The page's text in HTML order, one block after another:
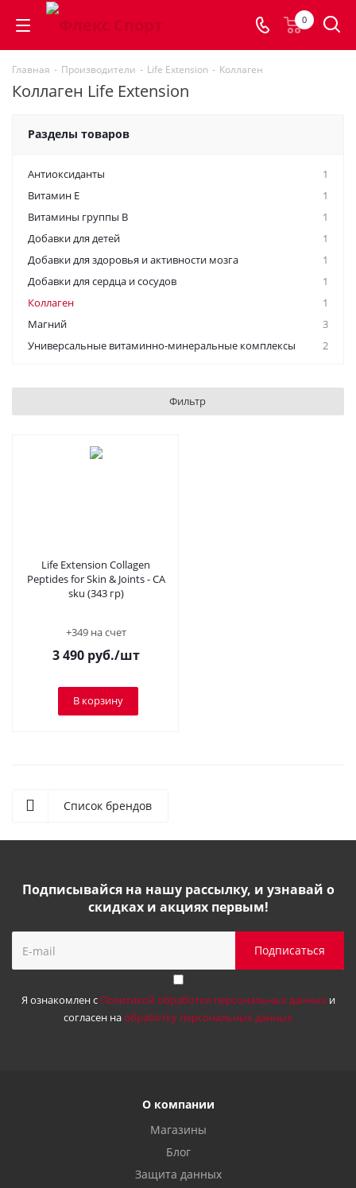
0
Главная - Производители - Life Extension - Коллаген
Коллаген Life Extension
Разделы товаров
Антиоксиданты
1
Витамин E
1
Витамины группы B
1
Добавки для детей
1
Добавки для здоровья и активности мозга
1
Добавки для сердца и сосудов
1
Коллаген
1
Магний
3
Универсальные витаминно-минеральные комплексы
2
Фильтр
Life Extension Collagen
Peptides for Skin & Joints - CA
sku (343 гр)
+349 на счет
3 490руб./шт
В корзину
Список брендов
Подписывайся на нашу рассылку, и узнавай о
скидках и акциях первым!
Я ознакомлен с Политикой обработки персональных данныхи
согласен наобработку персональных данных
О компании
Магазины
Блог
Защита данных